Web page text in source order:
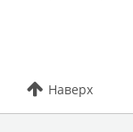
Наверх